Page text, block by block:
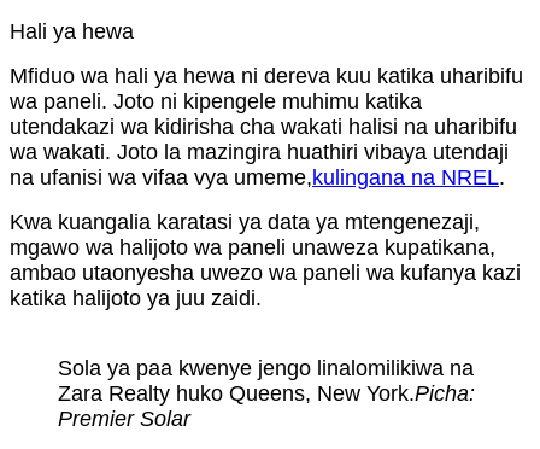
Hali ya hewa
Mfiduo wa hali ya hewa ni dereva kuu katika uharibifu
wa paneli. Joto ni kipengele muhimu katika
utendakazi wa kidirisha cha wakati halisi na uharibifu
wa wakati. Joto la mazingira huathiri vibaya utendaji
na ufanisi wa vifaa vya umeme,kulingana na NREL.
Kwa kuangalia karatasi ya data ya mtengenezaji,
mgawo wa halijoto wa paneli unaweza kupatikana,
ambao utaonyesha uwezo wa paneli wa kufanya kazi
katika halijoto ya juu zaidi.
Sola ya paa kwenye jengo linalomilikiwa na
Zara Realty huko Queens, New York.Picha:
Premier Solar